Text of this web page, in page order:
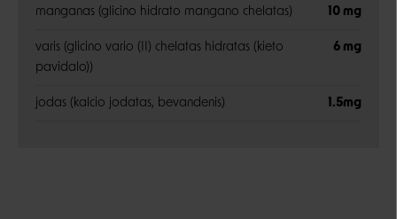
manganas (glicino hidrato mangano chelatas) 10 mg
varis (glicino vario (II) chelatas hidratas (kieto
pavidalo))
6 mg
jodas (kalcio jodatas, bevandenis) 1.5mg